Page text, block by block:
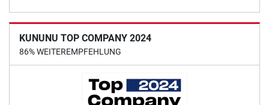
KUNUNU TOP COMPANY 2024
86% WEITEREMPFEHLUNG